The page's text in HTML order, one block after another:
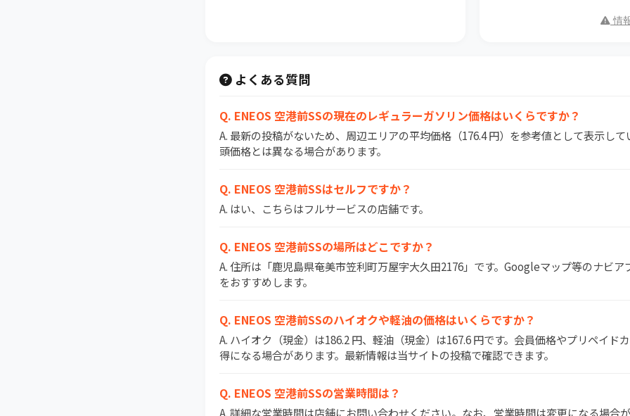
情
よくある質問
Q. ENEOS 空港前SSの現在のレギュラーガソリン価格はいくらですか？
A. 最新の投稿がないため、周辺エリアの平均価格（176.4 円）を参考値として表示し
頭価格とは異なる場合があります。
Q. ENEOS 空港前SSはセルフですか？
A. はい、こちらはフルサービスの店舗です。
Q. ENEOS 空港前SSの場所はどこですか？
A. 住所は「鹿児島県奄美市笠利町万屋字大久田2176」です。Googleマップ等のナビア
をおすすめします。
Q. ENEOS 空港前SSのハイオクや軽油の価格はいくらですか？
A. ハイオク（現金）は186.2 円、軽油（現金）は167.6 円です。会員価格やプリペイド
得になる場合があります。最新情報は当サイトの投稿で確認できます。
Q. ENEOS 空港前SSの営業時間は？
A. 詳細な営業時間は店舗にお問い合わせください。なお、営業時間は変更になる場合